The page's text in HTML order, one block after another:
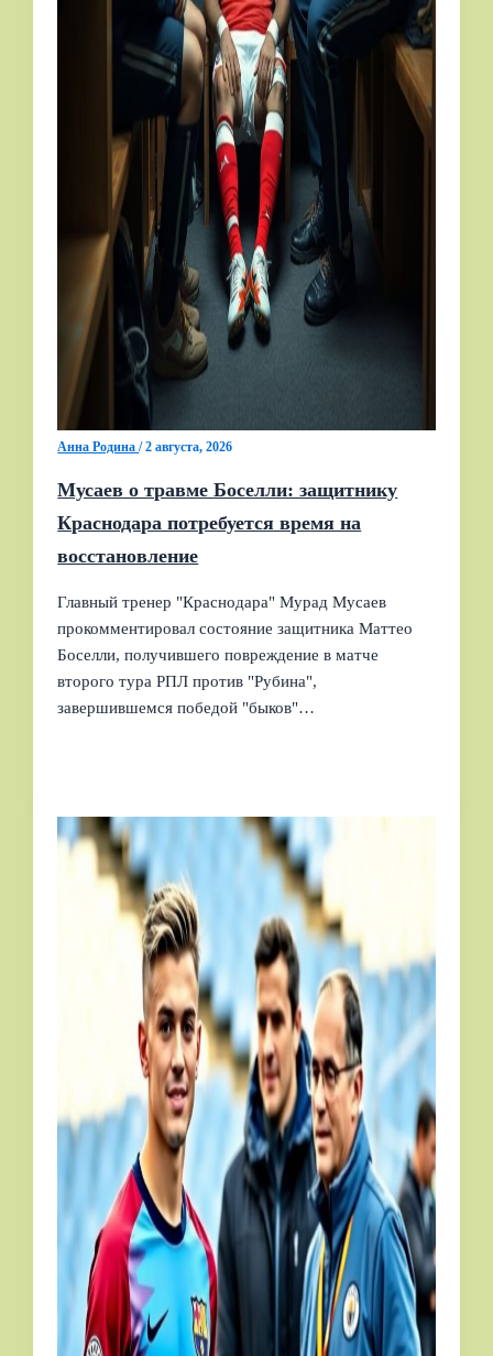
Анна Родина/2 августа, 2026
Мусаев о травме Боселли: защитнику
Краснодара потребуется время на
восстановление
Главный тренер "Краснодара" Мурад Мусаев
прокомментировал состояние защитника Маттео
Боселли, получившего повреждение в матче
второго тура РПЛ против "Рубина",
завершившемся победой "быков"…